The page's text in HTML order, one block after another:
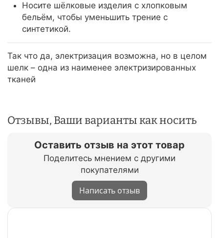
Носите шёлковые изделия с хлопковым
бельём, чтобы уменьшить трение с
синтетикой.
Так что да, электризация возможна, но в целом
шелк – одна из наименее электризированных
тканей
Отзывы, Ваши варианты как носить
Оставить отзыв на этот товар
Поделитесь мнением с другими
покупателями
Написать отзыв